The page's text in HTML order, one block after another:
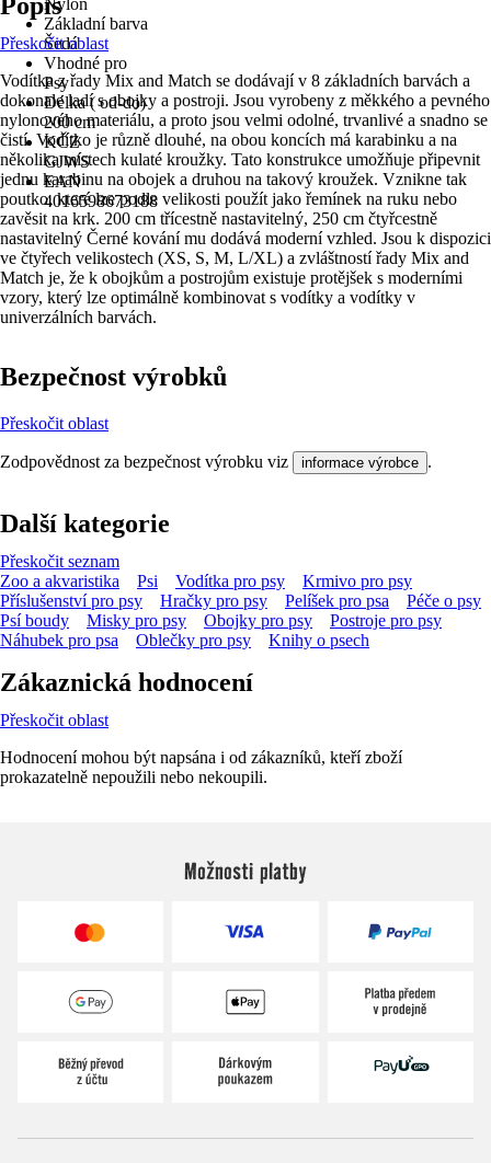
Nylon
Základní barva
Šedá
Vhodné pro
Psy
Délka ( od-do)
200 cm
KČZ
GJWS
EAN
4016598673188
Přeskočit oblast
Vodítka z řady Mix and Match se dodávají v 8 základních barvách a
dokonale ladí s obojky a postroji. Jsou vyrobeny z měkkého a pevného
nylonového materiálu, a proto jsou velmi odolné, trvanlivé a snadno se
čistí. Vodítko je různě dlouhé, na obou koncích má karabinku a na
několika místech kulaté kroužky. Tato konstrukce umožňuje připevnit
jednu karabinu na obojek a druhou na takový kroužek. Vznikne tak
poutko, které lze podle velikosti použít jako řemínek na ruku nebo
zavěsit na krk. 200 cm třícestně nastavitelný, 250 cm čtyřcestně
nastavitelný Černé kování mu dodává moderní vzhled. Jsou k dispozici
ve čtyřech velikostech (XS, S, M, L/XL) a zvláštností řady Mix and
Match je, že k obojkům a postrojům existuje protějšek s moderními
vzory, který lze optimálně kombinovat s vodítky a vodítky v
univerzálních barvách.
Bezpečnost výrobků
Přeskočit oblast
Zodpovědnost za bezpečnost výrobku viz informace výrobce .
Další kategorie
Přeskočit seznam
Zoo a akvaristika
Psi Vodítka pro psy
Krmivo pro psy
Příslušenství pro psy
Hračky pro psy Pelíšek pro psa
Péče o psy
Psí boudy
Misky pro psy Obojky pro psy
Postroje pro psy
Náhubek pro psa
Oblečky pro psy Knihy o psech
Zákaznická hodnocení
Přeskočit oblast
Hodnocení mohou být napsána i od zákazníků, kteří zboží
prokazatelně nepoužili nebo nekoupili.
Možnosti platby